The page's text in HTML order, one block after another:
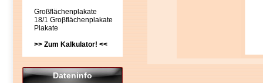
Großflächenplakate
18/1 Groβflächenplakate
Plakate
>> Zum Kalkulator! <<
Dateninfo